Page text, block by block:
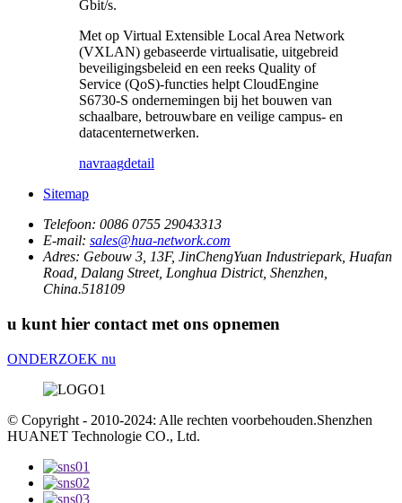
Gbit/s.
Met op Virtual Extensible Local Area Network
(VXLAN) gebaseerde virtualisatie, uitgebreid
beveiligingsbeleid en een reeks Quality of
Service (QoS)-functies helpt CloudEngine
S6730-S ondernemingen bij het bouwen van
schaalbare, betrouwbare en veilige campus- en
datacenternetwerken.
navraagdetail
Sitemap
Telefoon: 0086 0755 29043313
E-mail: sales@hua-network.com
Adres: Gebouw 3, 13F, JinChengYuan Industriepark, Huafan
Road, Dalang Street, Longhua District, Shenzhen,
China.518109
u kunt hier contact met ons opnemen
ONDERZOEK nu
© Copyright - 2010-2024: Alle rechten voorbehouden.Shenzhen
HUANET Technologie CO., Ltd.